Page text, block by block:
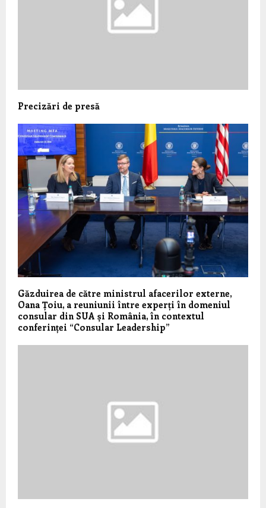
Precizări de presă
Găzduirea de către ministrul afacerilor externe,
Oana Țoiu, a reuniunii între experți în domeniul
consular din SUA și România, în contextul
conferinței “Consular Leadership”